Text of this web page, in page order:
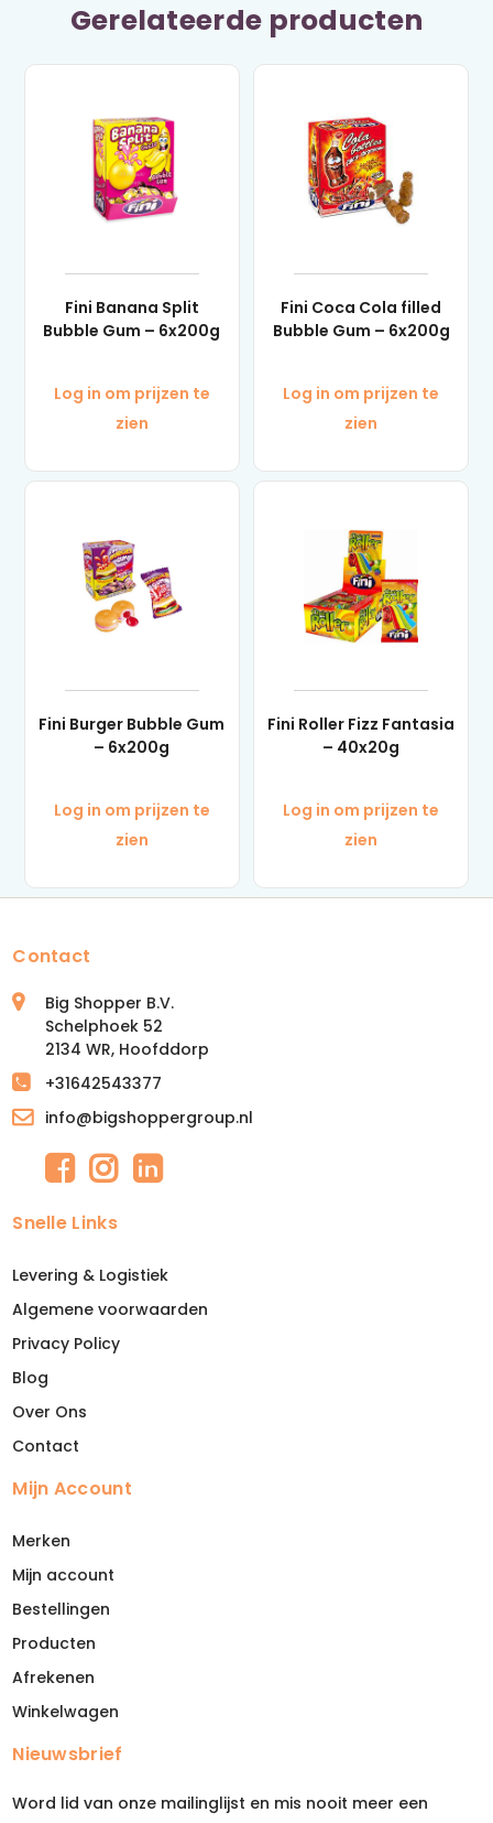
Gerelateerde producten
Fini Banana Split
Bubble Gum – 6x200g
Log in om prijzen te
zien
Fini Coca Cola filled
Bubble Gum – 6x200g
Log in om prijzen te
zien
Fini Burger Bubble Gum
– 6x200g
Log in om prijzen te
zien
Fini Roller Fizz Fantasia
– 40x20g
Log in om prijzen te
zien
Contact
Big Shopper B.V.
Schelphoek 52
2134 WR, Hoofddorp
+31642543377
info@bigshoppergroup.nl
Snelle Links
Levering & Logistiek
Algemene voorwaarden
Privacy Policy
Blog
Over Ons
Contact
Mijn Account
Merken
Mijn account
Bestellingen
Producten
Afrekenen
Winkelwagen
Nieuwsbrief
Word lid van onze mailinglijst en mis nooit meer een